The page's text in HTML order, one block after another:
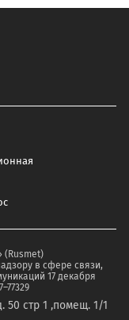
(Rusmet)
в сфере связи,
17 декабря
50 стр 1 ,помещ. 1/1